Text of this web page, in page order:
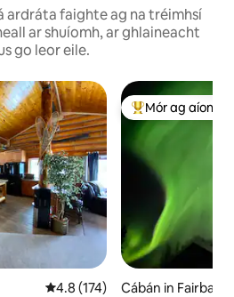
ardráta faighte ag na tréimhsí
ar shuíomh, ar ghlaineacht
go leor eile.
Meánrátáil 4.8 as 5, 174
4.8 (174)
An-mhór ag
Mór ag aíonna
Cábán in